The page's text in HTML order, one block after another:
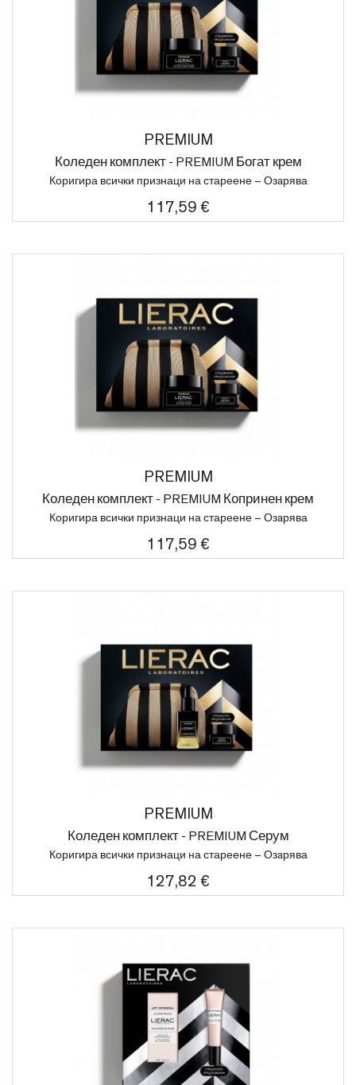
PREMIUM
Коледен комплект - PREMIUM Богат крем
Коригира всички признаци на стареене – Озaрява
117,59 €
PREMIUM
Коледен комплект - PREMIUM Копринен крем
Коригира всички признаци на стареене – Озaрява
117,59 €
PREMIUM
Коледен комплект - PREMIUM Серум
Коригира всички признаци на стареене – Озaрява
127,82 €